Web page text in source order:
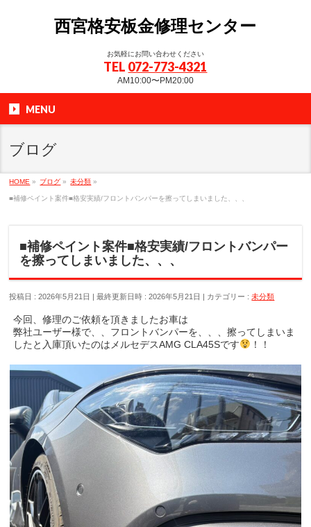
西宮格安板金修理センター
お気軽にお問い合わせください
TEL 072-773-4321
AM10:00〜PM20:00
MENU
ブログ
HOME » ブログ » 未分類 »
■補修ペイント案件■格安実績/フロントバンパーを擦ってしまいました、、、
■補修ペイント案件■格安実績/フロントバンパー
を擦ってしまいました、、、
投稿日 : 2026年5月21日 最終更新日時 : 2026年5月21日 カテゴリー :未分類
今回、修理のご依頼を頂きましたお車は
弊社ユーザー様で、、フロントバンパーを、、、擦ってしまいま
したと入庫頂いたのはメルセデスAMG CLA45Sです
！！